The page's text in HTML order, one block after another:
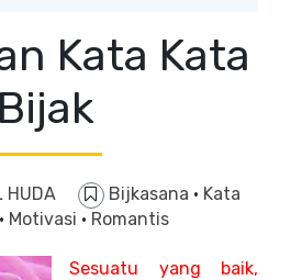
Kata Kata
Bijak
HUDA Bijkasana · Kata
· Motivasi · Romantis
Sesuatu yang baik,